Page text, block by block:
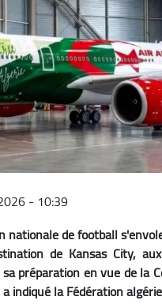
- 10:39
nationale de football
de Kansas City,
préparation en vue de la
indiqué la Fédération